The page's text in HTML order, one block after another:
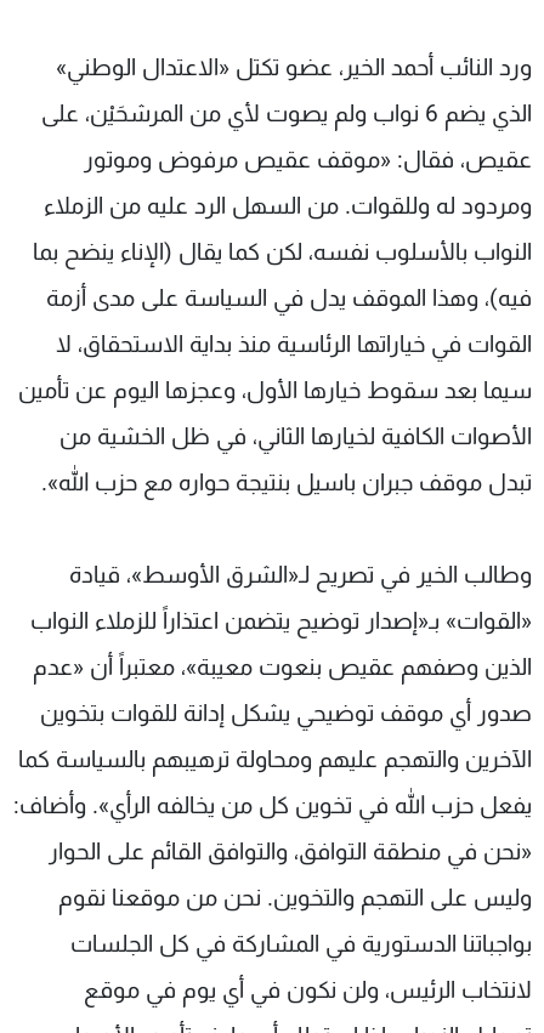
ورد النائب أحمد الخير، عضو تكتل «الاعتدال الوطني»
الذي يضم 6 نواب ولم يصوت لأي من المرشحَيْن، على
عقيص، فقال: «موقف عقيص مرفوض وموتور
ومردود له وللقوات. من السهل الرد عليه من الزملاء
النواب بالأسلوب نفسه، لكن كما يقال (الإناء ينضح بما
فيه)، وهذا الموقف يدل في السياسة على مدى أزمة
القوات في خياراتها الرئاسية منذ بداية الاستحقاق، لا
سيما بعد سقوط خيارها الأول، وعجزها اليوم عن تأمين
الأصوات الكافية لخيارها الثاني، في ظل الخشية من
تبدل موقف جبران باسيل بنتيجة حواره مع حزب الله».
وطالب الخير في تصريح لـ«الشرق الأوسط»، قيادة
«القوات» بـ«إصدار توضيح يتضمن اعتذاراً للزملاء النواب
الذين وصفهم عقيص بنعوت معيبة»، معتبراً أن «عدم
صدور أي موقف توضيحي يشكل إدانة للقوات بتخوين
الآخرين والتهجم عليهم ومحاولة ترهيبهم بالسياسة كما
يفعل حزب الله في تخوين كل من يخالفه الرأي». وأضاف:
«نحن في منطقة التوافق، والتوافق القائم على الحوار
وليس على التهجم والتخوين. نحن من موقعنا نقوم
بواجباتنا الدستورية في المشاركة في كل الجلسات
لانتخاب الرئيس، ولن نكون في أي يوم في موقع